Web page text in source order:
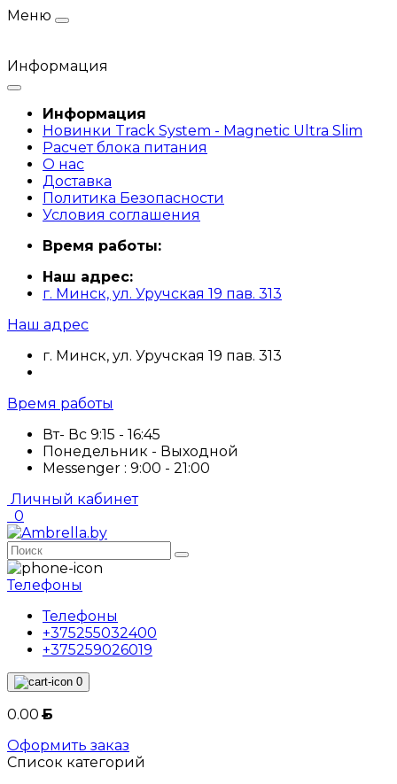
Меню
Информация
Информация
Новинки Track System - Magnetic Ultra Slim
Расчет блока питания
О нас
Доставка
Политика Безопасности
Условия соглашения
Время работы:
Наш адрес:
г. Минск, ул. Уручская 19 пав. 313
Наш адрес
г. Минск, ул. Уручская 19 пав. 313
Время работы
Вт- Вс 9:15 - 16:45
Понедельник - Выходной
Messenger : 9:00 - 21:00
Личный кабинет
0
Телефоны
Телефоны
+375255032400
+375259026019
0
0.00Б
Оформить заказ
Список категорий